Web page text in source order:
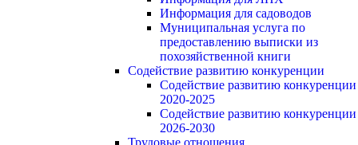
Информация для садоводов
Муниципальная услуга по
предоставлению выписки из
похозяйственной книги
Содействие развитию конкуренции
Содействие развитию конкуренции
2020-2025
Содействие развитию конкуренции
2026-2030